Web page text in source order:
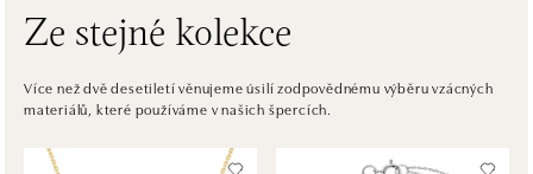
ALOve OC Eurovea, Bratislava
Pribinova 8, 811 09 Bratislava
tel.: +421917090467
Ze stejné kolekce
Více než dvě desetiletí věnujeme úsilí zodpovědnému výběru vzácných
materiálů, které používáme v našich špercích.